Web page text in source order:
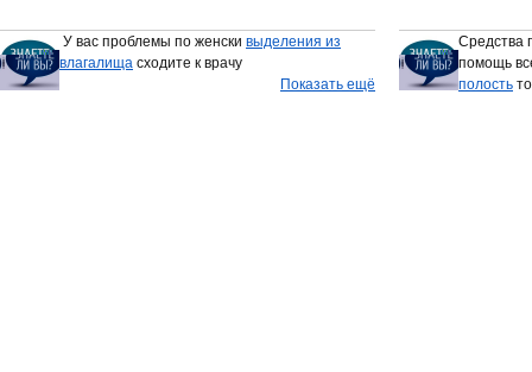
У вас проблемы по женски выделения из
влагалища сходите к врачу
Показать ещё
Средства
помощь
полость